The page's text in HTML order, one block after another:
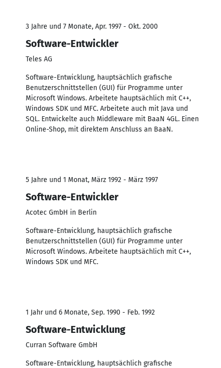
3 Jahre und 7 Monate, Apr. 1997 - Okt. 2000
Software-Entwickler
Teles AG
Software-Entwicklung, hauptsächlich grafische
Benutzerschnittstellen (GUI) für Programme unter
Microsoft Windows. Arbeitete hauptsächlich mit C++,
Windows SDK und MFC. Arbeitete auch mit Java und
SQL. Entwickelte auch Middleware mit BaaN 4GL. Einen
Online-Shop, mit direktem Anschluss an BaaN.
5 Jahre und 1 Monat, März 1992 - März 1997
Software-Entwickler
Acotec GmbH in Berlin
Software-Entwicklung, hauptsächlich grafische
Benutzerschnittstellen (GUI) für Programme unter
Microsoft Windows. Arbeitete hauptsächlich mit C++,
Windows SDK und MFC.
1 Jahr und 6 Monate, Sep. 1990 - Feb. 1992
Software-Entwicklung
Curran Software GmbH
Software-Entwicklung, hauptsächlich grafische